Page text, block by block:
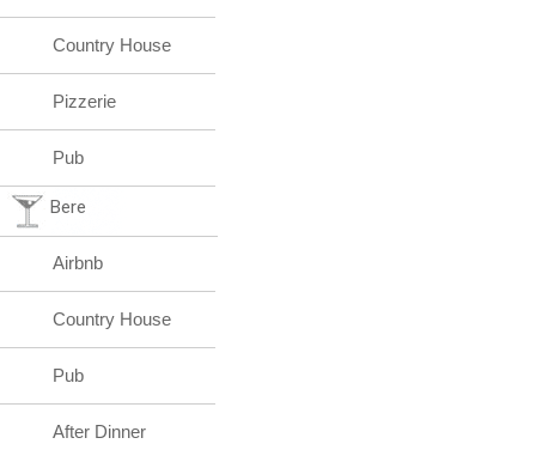
Country House
Pizzerie
Pub
Bere
Airbnb
Country House
Pub
After Dinner